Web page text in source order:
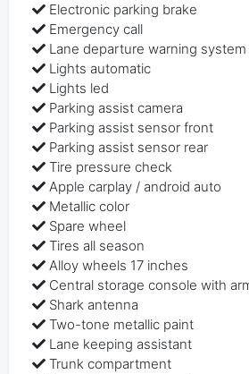
Electronic parking brake
Emergency call
Lane departure warning system
Lights automatic
Lights led
Parking assist camera
Parking assist sensor front
Parking assist sensor rear
Tire pressure check
Apple carplay / android auto
Metallic color
Spare wheel
Tires all season
Alloy wheels 17 inches
Central storage console with
Shark antenna
Two-tone metallic paint
Lane keeping assistant
Trunk compartment